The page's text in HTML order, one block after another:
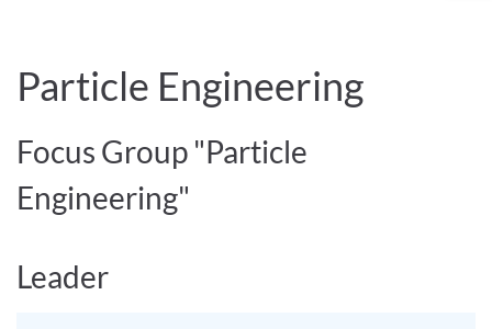
Particle Engineering
Focus Group "Particle
Engineering"
Leader